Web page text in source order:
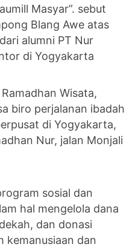
Masyar”. sebut
Blang Awe atas
alumni PT Nur
di Yogyakarta
Wisata,
biro perjalanan ibadah
di Yogyakarta,
Nur, jalan Monjali
sosial dan
hal mengelola dana
dan donasi
kemanusiaan dan